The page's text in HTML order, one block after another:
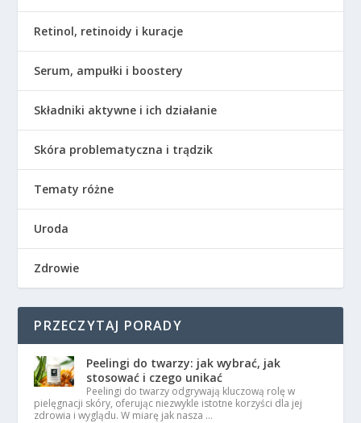
Retinol, retinoidy i kuracje
Serum, ampułki i boostery
Składniki aktywne i ich działanie
Skóra problematyczna i trądzik
Tematy różne
Uroda
Zdrowie
PRZECZYTAJ PORADY
Peelingi do twarzy: jak wybrać, jak
stosować i czego unikać
Peelingi do twarzy odgrywają kluczową rolę w
pielęgnacji skóry, oferując niezwykle istotne korzyści dla jej
zdrowia i wyglądu. W miarę jak nasza …